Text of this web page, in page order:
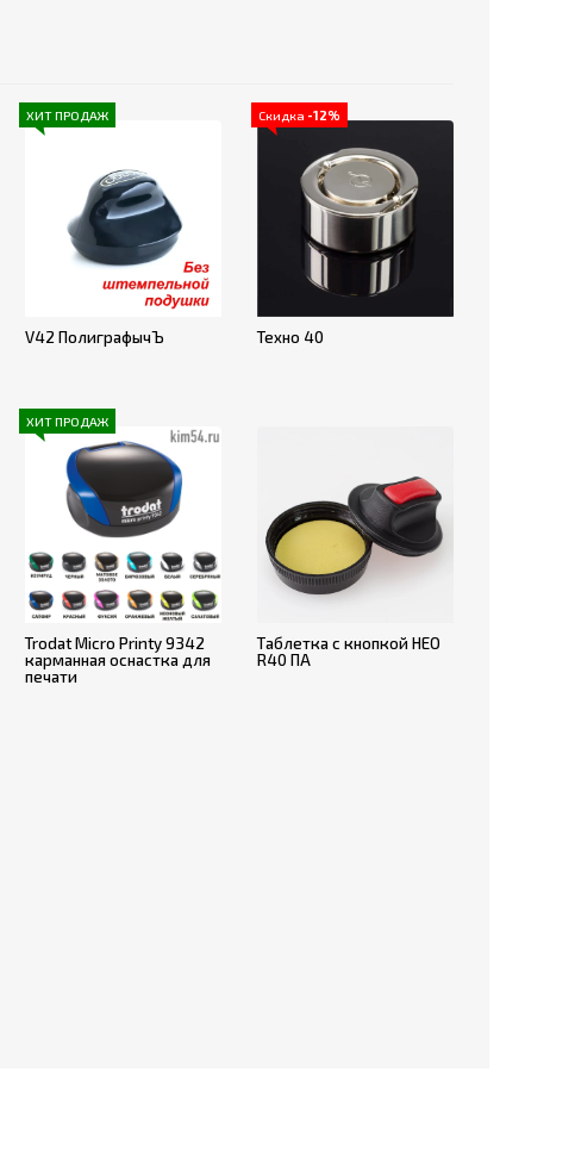
ХИТ ПРОДАЖ
V42 ПолиграфычЪ
Скидка -12%
Техно 40
ХИТ ПРОДАЖ
Trodat Micro Printy 9342
карманная оснастка для
печати
Таблетка с кнопкой НЕО
R40 ПА